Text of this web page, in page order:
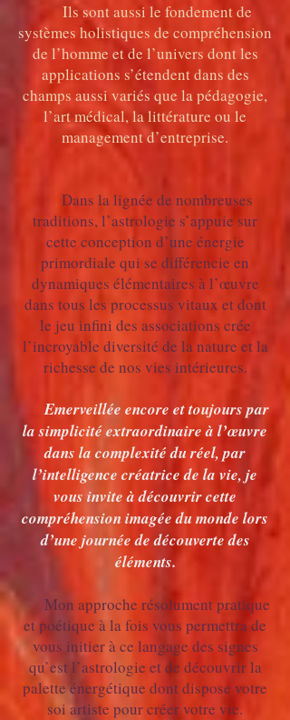
Ils sont aussi le fondement de
systèmes holistiques de compréhension
de l’homme et de l’univers dont les
applications s’étendent dans des
champs aussi variés que la pédagogie,
l’art médical, la littérature ou le
management d’entreprise.
Dans la lignée de nombreuses
traditions, l’astrologie s’appuie sur
cette conception d’une énergie
primordiale qui se différencie en
dynamiques élémentaires à l’œuvre
dans tous les processus vitaux et dont
le jeu infini des associations crée
l’incroyable diversité de la nature et la
richesse de nos vies intérieures.
Emerveillée encore et toujours par
la simplicité extraordinaire à l’œuvre
dans la complexité du réel, par
l’intelligence créatrice de la vie, je
vous invite à découvrir cette
compréhension imagée du monde lors
d’une journée de découverte des
éléments.
Mon approche résolument pratique
et poétique à la fois vous permettra de
vous initier à ce langage des signes
qu’est l’astrologie et de découvrir la
palette énergétique dont dispose votre
soi artiste pour créer votre vie.